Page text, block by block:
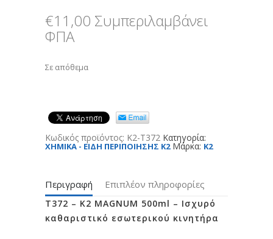
€11,00 Συμπεριλαμβάνει
ΦΠΑ
Σε απόθεμα
Κωδικός προϊόντος: K2-T372 Κατηγορία:
XHMIKA - ΕΙΔΗ ΠΕΡΙΠΟΙΗΣΗΣ K2 Μάρκα: K2
Περιγραφή Επιπλέον πληροφορίες
T372 – K2 MAGNUM 500ml – Ισχυρό
καθαριστικό εσωτερικού κινητήρα